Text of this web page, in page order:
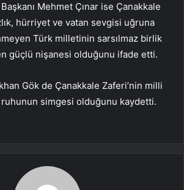
Mehmet Çınar ise Çanakkale
hürriyet ve vatan sevgisi uğruna
Türk milletinin sarsılmaz birlik
güçlü nişanesi olduğunu ifade etti.
Gök de Çanakkale Zaferi’nin milli
simgesi olduğunu kaydetti.